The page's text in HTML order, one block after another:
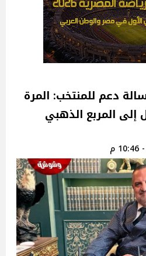
دعم للمنتخب: المرة
إلى المربع الذهبي